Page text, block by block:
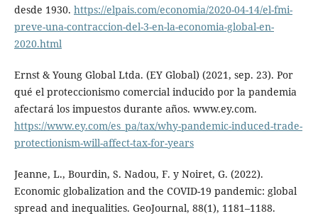
desde 1930. https://elpais.com/economia/2020-04-14/el-fmi-
preve-una-contraccion-del-3-en-la-economia-global-en-
2020.html
Ernst & Young Global Ltda. (EY Global) (2021, sep. 23). Por
qué el proteccionismo comercial inducido por la pandemia
afectará los impuestos durante años. www.ey.com.
https://www.ey.com/es_pa/tax/why-pandemic-induced-trade-
protectionism-will-affect-tax-for-years
Jeanne, L., Bourdin, S. Nadou, F. y Noiret, G. (2022).
Economic globalization and the COVID-19 pandemic: global
spread and inequalities. GeoJournal, 88(1), 1181–1188.